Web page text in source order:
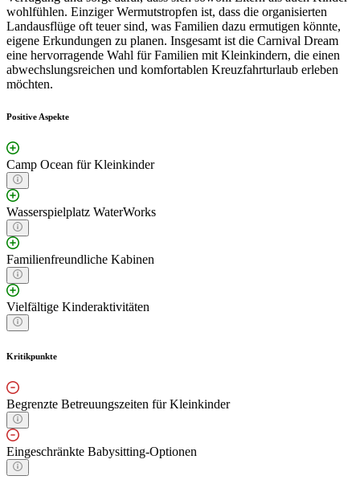
wohlfühlen. Einziger Wermutstropfen ist, dass die organisierten
Landausflüge oft teuer sind, was Familien dazu ermutigen könnte,
eigene Erkundungen zu planen. Insgesamt ist die Carnival Dream
eine hervorragende Wahl für Familien mit Kleinkindern, die einen
abwechslungsreichen und komfortablen Kreuzfahrturlaub erleben
möchten.
Positive Aspekte
Camp Ocean für Kleinkinder
Wasserspielplatz WaterWorks
Familienfreundliche Kabinen
Vielfältige Kinderaktivitäten
Kritikpunkte
Begrenzte Betreuungszeiten für Kleinkinder
Eingeschränkte Babysitting-Optionen